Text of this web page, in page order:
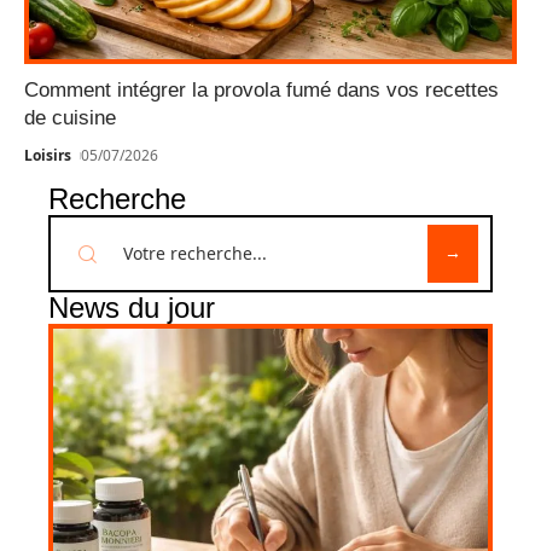
Comment intégrer la provola fumé dans vos recettes
de cuisine
Loisirs 05/07/2026
Recherche
News du jour